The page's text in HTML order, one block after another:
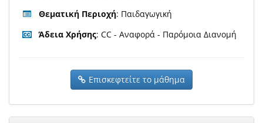
Θεματική Περιοχή: Παιδαγωγική
Άδεια Χρήσης: CC - Αναφορά - Παρόμοια Διανομή
Επισκεφτείτε το μάθημα